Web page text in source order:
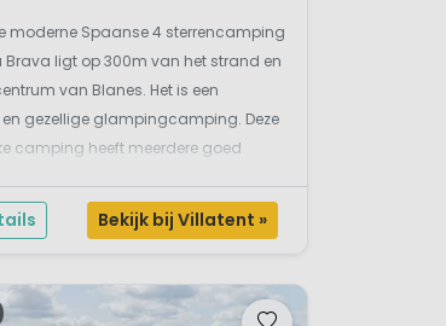
moderne Spaanse 4 sterrencamping
ligt op 300m van het strand en
van Blanes. Het is een
gezellige glampingcamping. Deze
camping heeft meerdere goed
gastvrijheid em gezelligheid voorop
Bekijk bij Villatent »